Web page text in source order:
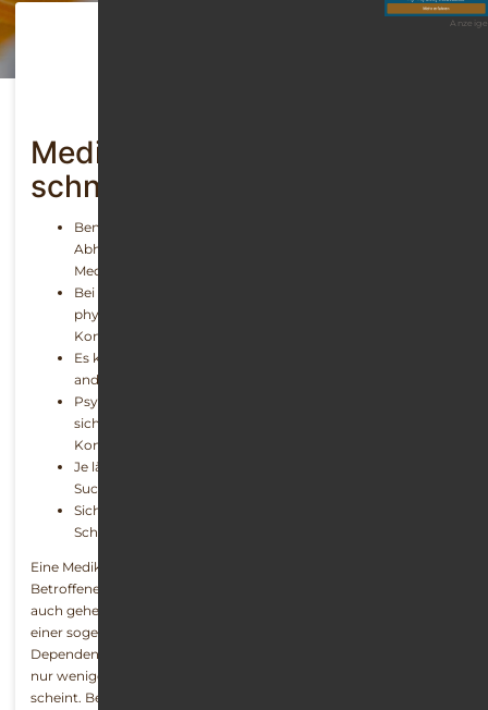
Anzeige
Medikamentensucht-Folgen
schnell und einfach erklärt
Benzodiazepine können teilweise als Folge der
Abhängigkeit die Symptome verstärken, gegen die das
Medikament eigentlich wirken soll
Bei Opiaten und Opioiden sind insbesondere die
physischen Langzeitfolgen eines missbräuchlichen
Konsums äußerst gefährlich
Es kann zu Wechselwirkungen und Interaktionen mit
anderen Medikamenten kommen
Psychische Begleitsymptome der Abhängigkeit erweisen
sich oft als wesentlich belastender als die körperlichen
Konsequenzen
Je länger die Sucht andauert, umso mehr isolieren sich
Suchtkranke von der Außenwelt
Sich selbst die Abhängigkeit einzugestehen, ist der erste
Schritt auf dem Weg aus der Medikamentenabhängigkeit
Eine Medikamentensucht birgt oft die Gefahr, dass sie vom
Betroffenen über viele Jahre hinweg nicht wahrgenommen oder
auch geheim gehalten wird. Das gilt vor allem bei Patienten mit
einer sogenannten Niedrigdosisabhängigkeit (Low Dose
Dependency), da die Suchterkrankung hier auf den ersten Blick
nur wenige negative Begleiterscheinungen hervorzurufen
scheint. Bei genauerem Hinsehen zeigt sich aber, dass die